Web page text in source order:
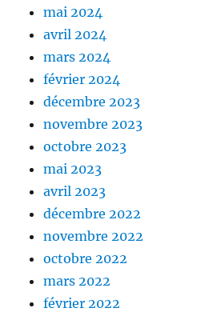
mai 2024
avril 2024
mars 2024
février 2024
décembre 2023
novembre 2023
octobre 2023
mai 2023
avril 2023
décembre 2022
novembre 2022
octobre 2022
mars 2022
février 2022